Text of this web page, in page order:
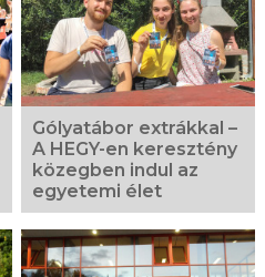
Gólyatábor extrákkal –
A HEGY-en keresztény
közegben indul az
egyetemi élet